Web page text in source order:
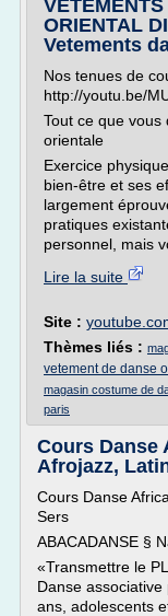
ORIENTAL
Vetements
Nos tenues de
http://youtu.be/
Tout ce que
orientale
Exercice
bien-être et ses
largement
pratiques
personnel, mais
Lire la suite
Site :
Thèmes liés :
vetement de danse
magasin costume de
paris
Cours Danse
Afrojazz,
Cours Danse
Sers
ABACADANSE §
«Transmettre le
Danse
ans, adolescents